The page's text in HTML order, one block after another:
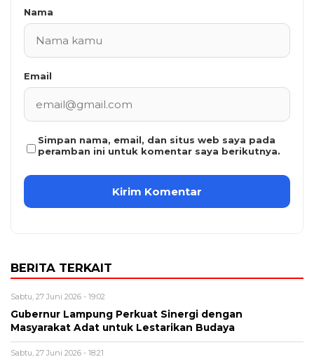
Nama
Email
Simpan nama, email, dan situs web saya pada
peramban ini untuk komentar saya berikutnya.
BERITA TERKAIT
Sabtu, 27 Juni 2026 - 19:02
Gubernur Lampung Perkuat Sinergi dengan
Masyarakat Adat untuk Lestarikan Budaya
Sabtu, 27 Juni 2026 - 18:21